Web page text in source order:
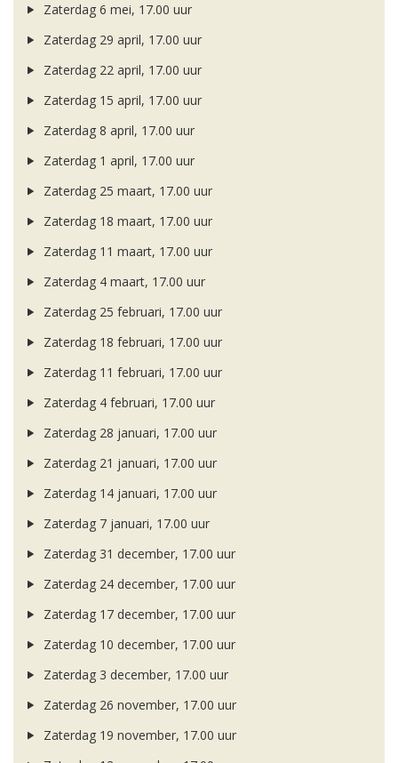
Zaterdag 6 mei, 17.00 uur
Zaterdag 29 april, 17.00 uur
Zaterdag 22 april, 17.00 uur
Zaterdag 15 april, 17.00 uur
Zaterdag 8 april, 17.00 uur
Zaterdag 1 april, 17.00 uur
Zaterdag 25 maart, 17.00 uur
Zaterdag 18 maart, 17.00 uur
Zaterdag 11 maart, 17.00 uur
Zaterdag 4 maart, 17.00 uur
Zaterdag 25 februari, 17.00 uur
Zaterdag 18 februari, 17.00 uur
Zaterdag 11 februari, 17.00 uur
Zaterdag 4 februari, 17.00 uur
Zaterdag 28 januari, 17.00 uur
Zaterdag 21 januari, 17.00 uur
Zaterdag 14 januari, 17.00 uur
Zaterdag 7 januari, 17.00 uur
Zaterdag 31 december, 17.00 uur
Zaterdag 24 december, 17.00 uur
Zaterdag 17 december, 17.00 uur
Zaterdag 10 december, 17.00 uur
Zaterdag 3 december, 17.00 uur
Zaterdag 26 november, 17.00 uur
Zaterdag 19 november, 17.00 uur